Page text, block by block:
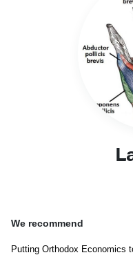
We recommend
Putting Orthodox Economics